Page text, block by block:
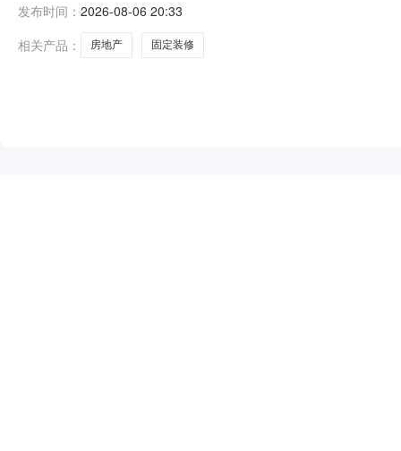
查封;2、有抵押；3、无租赁提供的文件《拍卖成交确认
2.不
发布时间： 2026-08-06 20:33
相关产品：
房地产 固定装修